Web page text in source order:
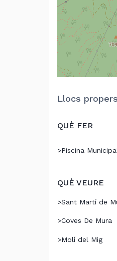
Llocs propers
QUÈ FER
>Piscina
QUÈ VEURE
>Sant Martí de
>Coves De Mura
>Molí del Mig